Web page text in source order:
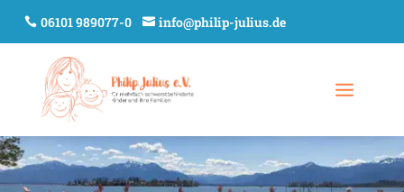
06101 989077-0 info@philip-julius.de